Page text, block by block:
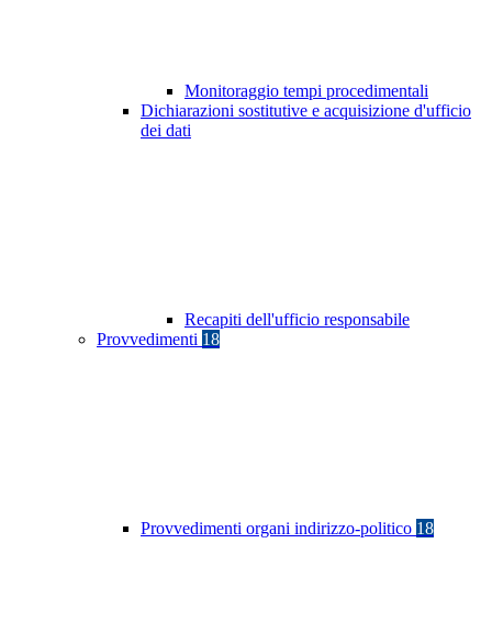
Monitoraggio tempi procedimentali
Dichiarazioni sostitutive e acquisizione d'ufficio
dei dati
Recapiti dell'ufficio responsabile
Provvedimenti 18
Provvedimenti organi indirizzo-politico 18